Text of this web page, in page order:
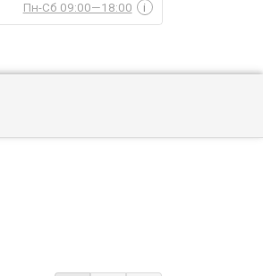
Пн-Сб 09:00—18:00 i